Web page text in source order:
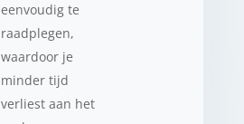
eenvoudig te
raadplegen,
waardoor je
minder tijd
verliest aan het